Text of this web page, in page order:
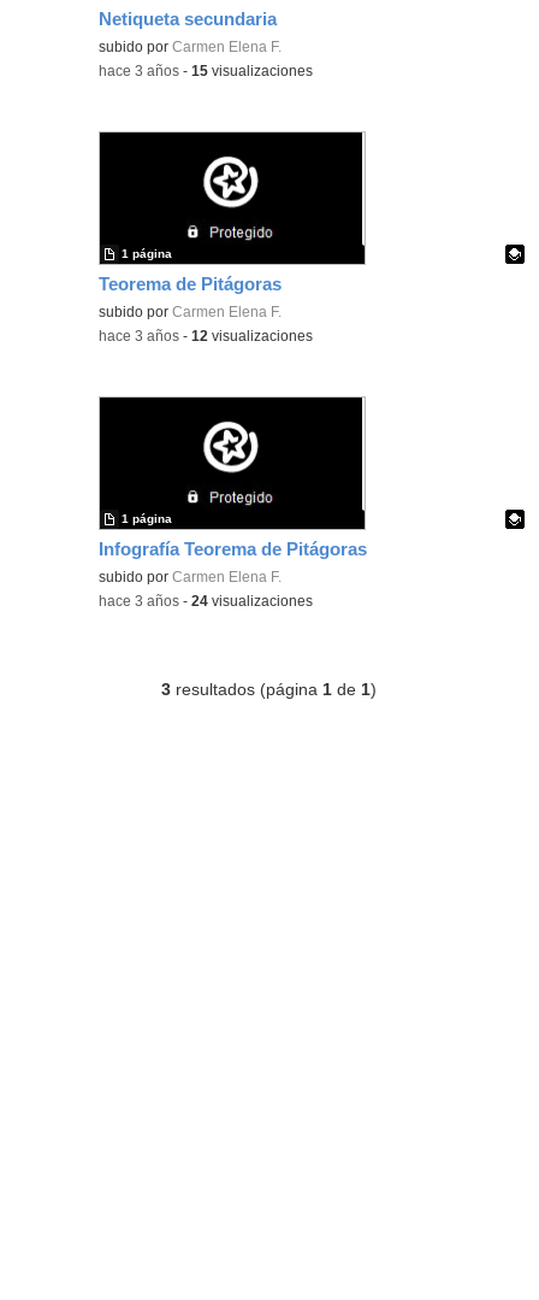
Netiqueta secundaria
Contenido educativo.
subido porCarmen Elena F.
-hace 3 años -15 visualizaciones
Teorema de Pitágoras
Contenido educativo.
subido porCarmen Elena F.
1 página
-hace 3 años -12 visualizaciones
Infografía Teorema de Pitágoras
Contenido educativo.
subido porCarmen Elena F.
1 página
-hace 3 años -24 visualizaciones
3 resultados (página 1 de 1)